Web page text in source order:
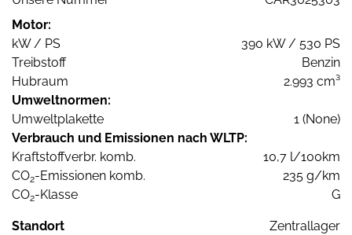
Motor:
kW / PS
390 kW / 530 PS
Treibstoff
Benzin
Hubraum
2.993 cm³
Umweltnormen:
Umweltplakette
1 (None)
Verbrauch und Emissionen nach WLTP:
Kraftstoffverbr. komb.
10,7 l/100km
CO2-Emissionen komb.
235 g/km
CO2-Klasse G
Standort Zentrallager